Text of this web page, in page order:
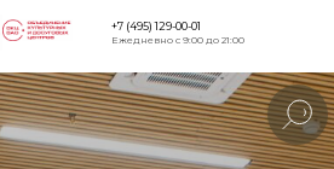
Версия для
+7 (495) 129-00-01
Ежедневно с 9:00 до 21:00